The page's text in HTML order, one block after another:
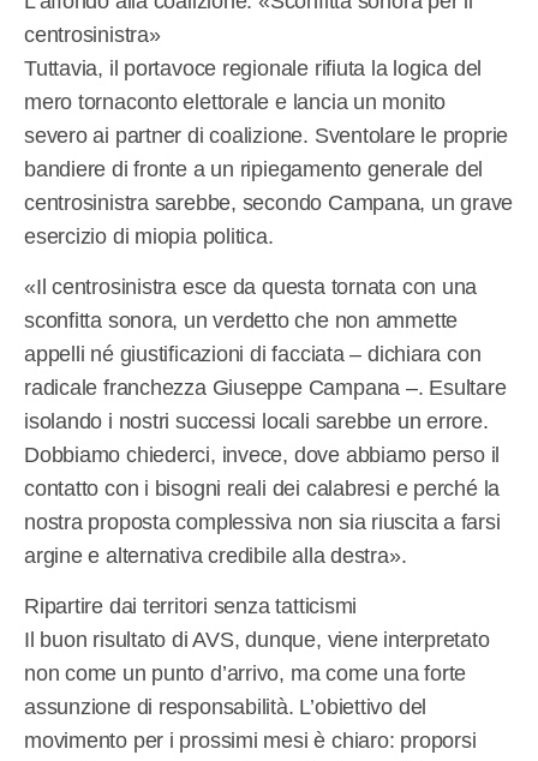
centrosinistra»
Tuttavia, il portavoce regionale rifiuta la logica del
mero tornaconto elettorale e lancia un monito
severo ai partner di coalizione. Sventolare le proprie
bandiere di fronte a un ripiegamento generale del
centrosinistra sarebbe, secondo Campana, un grave
esercizio di miopia politica.
«Il centrosinistra esce da questa tornata con una
sconfitta sonora, un verdetto che non ammette
appelli né giustificazioni di facciata – dichiara con
radicale franchezza Giuseppe Campana –. Esultare
isolando i nostri successi locali sarebbe un errore.
Dobbiamo chiederci, invece, dove abbiamo perso il
contatto con i bisogni reali dei calabresi e perché la
nostra proposta complessiva non sia riuscita a farsi
argine e alternativa credibile alla destra».
Ripartire dai territori senza tatticismi
Il buon risultato di AVS, dunque, viene interpretato
non come un punto d’arrivo, ma come una forte
assunzione di responsabilità. L’obiettivo del
movimento per i prossimi mesi è chiaro: proporsi